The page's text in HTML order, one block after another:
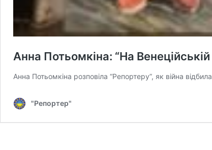
Анна Потьомкіна: “На Венеційській
Анна Потьомкіна розповіла “Репортеру”, як війна
"Репортер"